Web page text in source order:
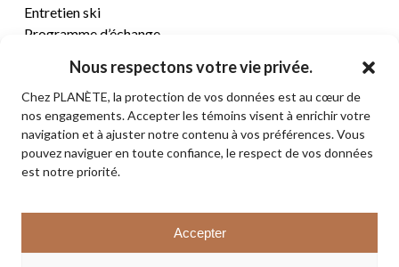
Nous respectons votre vie privée.
Chez PLANÈTE, la protection de vos données est au cœur de
nos engagements. Accepter les témoins visent à enrichir votre
navigation et à ajuster notre contenu à vos préférences. Vous
pouvez naviguer en toute confiance, le respect de vos données
est notre priorité.
Accepter
Sous-total: 0,00$
VOIR LE PANIER
Entretien ski
Programme d’échange
CENTRE D’AIDE
Termes et conditions de vente
Retours et remboursements
Politique de confidentialité